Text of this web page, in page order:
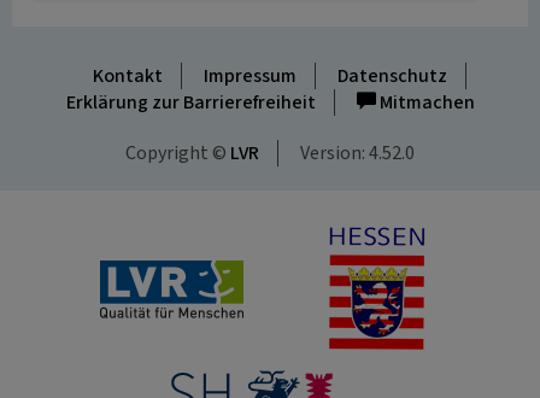
Kontakt Impressum
Datenschutz
Erklärung zur Barrierefreiheit
Mitmachen
Copyright © LVR Version: 4.52.0